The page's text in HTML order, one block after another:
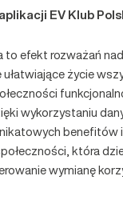
EV Klub
to efekt rozważań
życie
wykorzystaniu
benefitów
która
wymianę